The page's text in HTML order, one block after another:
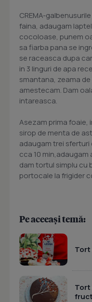
CREMA-
faina, adaugam
cocoloase, punem
sa fiarba pana se
se raceasca dupa
in 3 linguri de apa
smantana, zeama
amestecam. Dam
intareasca.
Asezam prima foaie,
sirop de menta de
adaugam trei
cca 10 min,adaugam
dam tortul simplu cu
portocale la frigider
Pe aceeași temă:
Tort
Tort